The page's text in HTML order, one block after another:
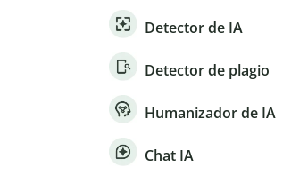
Detector de IA
Detector de plagio
Humanizador de IA
Chat IA